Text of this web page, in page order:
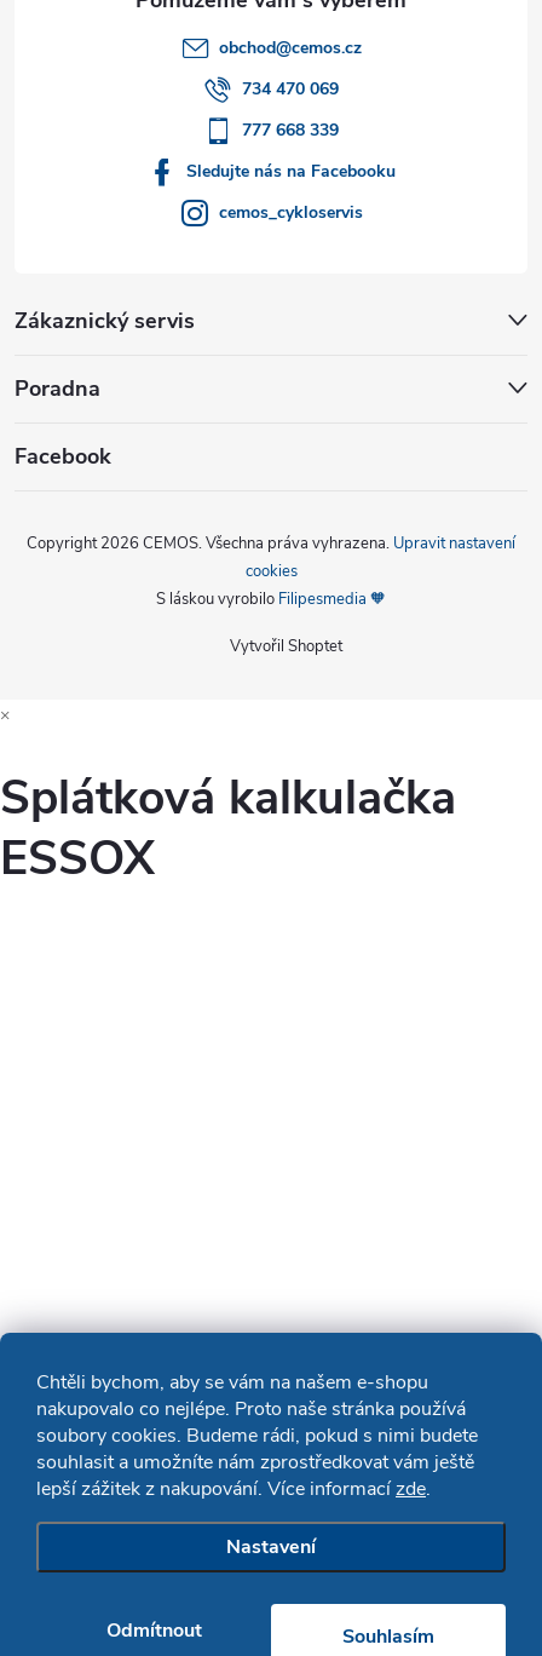
Chtěli bychom, aby se vám na našem e-shopu
nakupovalo co nejlépe. Proto naše stránka používá
soubory cookies. Budeme rádi, pokud s nimi budete
souhlasit a umožníte nám zprostředkovat vám ještě
lepší zážitek z nakupování. Více informacízde.
Nastavení
Odmítnout Souhlasím
obchod@cemos.cz
734 470 069
777 668 339
Sledujte nás na Facebooku
cemos_cykloservis
Zákaznický servis
Poradna
Facebook
Vytvořil Shoptet
Copyright 2026 CEMOS. Všechna práva vyhrazena. Upravit nastavení
cookies
S láskou vyrobilo Filipesmedia 🧡
×
Splátková kalkulačka
ESSOX